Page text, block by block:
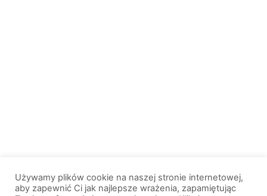
Używamy plików cookie na naszej stronie internetowej,
aby zapewnić Ci jak najlepsze wrażenia, zapamiętując